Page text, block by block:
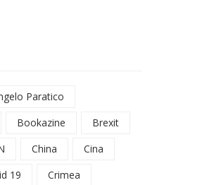
Paratico
Bookazine
Brexit
China
Cina
19
Crimea